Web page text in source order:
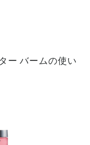
ー バームの使い